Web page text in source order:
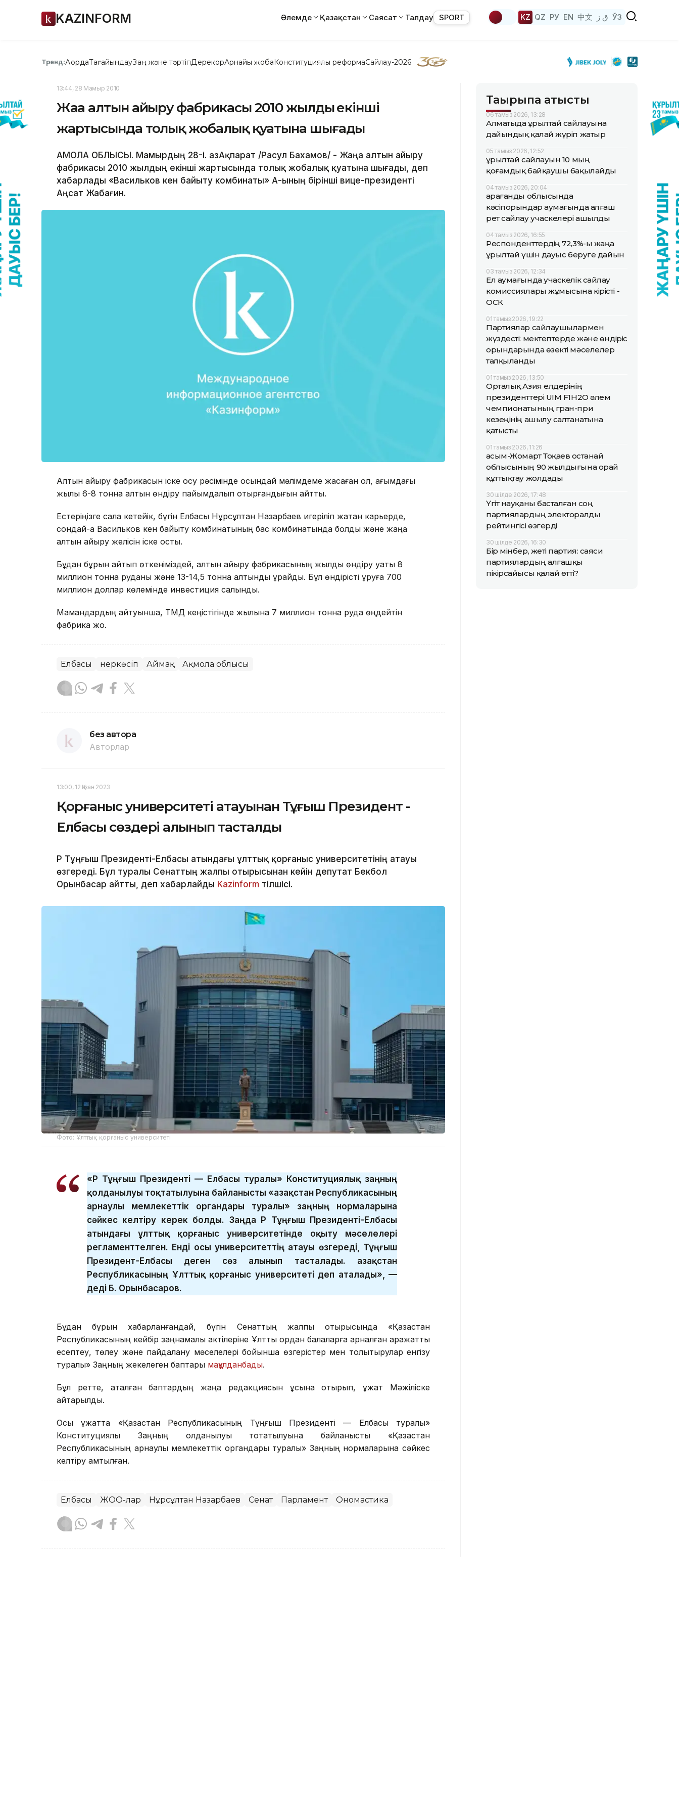
KAZINFORM Әлемде Қазақстан Саясат Талдау SPORT KZ QZ РУ EN 中文 ق ز ЎЗ
Тренд:АқордаТағайындауЗаң және тәртіпДерекқорАрнайы жобаКонституциялық реформаСайлау-2026
13:44, 28 Мамыр 2010
Жаңа алтын айыру фабрикасы 2010 жылдың екінші
жартысында толық жобалық қуатына шығады
АҚМОЛА ОБЛЫСЫ. Мамырдың 28-і. ҚазАқпарат /Расул Бахамов/ - Жаңа алтын айыру
фабрикасы 2010 жылдың екінші жартысында толық жобалық қуатына шығады, деп
хабарлады «Васильков кен байыту комбинаты» АҚ-ының бірінші вице-президенті
Аңсат Жабағин.
Алтын айыру фабрикасын іске қосу рәсімінде осындай мәлімдеме жасаған ол, ағымдағы
жылы 6-8 тонна алтын өндіру пайымдалып отырғандығын айтты.
Естеріңізге сала кетейік, бүгін Елбасы Нұрсұлтан Назарбаев игеріліп жатқан карьерде,
сондай-ақ Васильков кен байыту комбинатының бас комбинатында болды және жаңа
алтын айыру желісін іске қосты.
Бұдан бұрын айтып өткеніміздей, алтын айыру фабрикасының жылдық өндіру қуаты 8
миллион тонна руданы және 13-14,5 тонна алтынды құрайды. Бұл өндірісті құруға 700
миллион доллар көлемінде инвестиция салынды.
Мамандардың айтуынша, ТМД кеңістігінде жылына 7 миллион тонна руда өңдейтін
фабрика жоқ.
Елбасы Өнеркәсіп Аймақ Ақмола облысы
без автора
Авторлар
13:00, 12 Қазан 2023
Қорғаныс университеті атауынан Тұңғыш Президент -
Елбасы сөздері алынып тасталды
ҚР Тұңғыш Президенті-Елбасы атындағы ұлттық қорғаныс университетінің атауы
өзгереді. Бұл туралы Сенаттың жалпы отырысынан кейін депутат Бекбол
Орынбасар айтты, деп хабарлайды Kazinform тілшісі.
Фото: Ұлттық қорғаныс университеті
«ҚР Тұңғыш Президенті — Елбасы туралы» Конституциялық заңның
қолданылуы тоқтатылуына байланысты «Қазақстан Республикасының
арнаулы мемлекеттік органдары туралы» заңның нормаларына
сәйкес келтіру керек болды. Заңда ҚР Тұңғыш Президенті-Елбасы
атындағы ұлттық қорғаныс университетінде оқыту мәселелері
регламенттелген. Енді осы университеттің атауы өзгереді, Тұңғыш
Президент-Елбасы деген сөз алынып тасталады. Қазақстан
Республикасының Ұлттық қорғаныс университеті деп аталады», —
деді Б. Орынбасаров.
Бұдан бұрын хабарланғандай, бүгін Сенаттың жалпы отырысында «Қазақстан
Республикасының кейбір заңнамалық актілеріне Ұлттық қордан балаларға арналған қаражатты
есептеу, төлеу және пайдалану мәселелері бойынша өзгерістер мен толықтырулар енгізу
туралы» Заңның жекелеген баптары мақұлданбады.
Бұл ретте, аталған баптардың жаңа редакциясын ұсына отырып, құжат Мәжіліске
қайтарылды.
Осы құжатта «Қазақстан Республикасының Тұңғыш Президенті — Елбасы туралы»
Конституциялық Заңның қолданылуы тоқтатылуына байланысты «Қазақстан
Республикасының арнаулы мемлекеттік органдары туралы» Заңның нормаларына сәйкес
келтіру қамтылған.
Елбасы ЖОО-лар Нұрсұлтан Назарбаев Сенат Парламент Ономастика
Тақырыпқа қатысты
06 тамыз 2026, 13:28
Алматыда Құрылтай сайлауына
дайындық қалай жүріп жатыр
05 тамыз 2026, 12:52
Құрылтай сайлауын 10 мың
қоғамдық байқаушы бақылайды
04 тамыз 2026, 20:04
Қарағанды облысында
кәсіпорындар аумағында алғаш
рет сайлау учаскелері ашылды
04 тамыз 2026, 16:55
Респонденттердің 72,3%-ы жаңа
Құрылтай үшін дауыс беруге дайын
03 тамыз 2026, 12:34
Ел аумағында учаскелік сайлау
комиссиялары жұмысына кірісті -
ОСК
01 тамыз 2026, 19:22
Партиялар сайлаушылармен
жүздесті: мектептерде және өндіріс
орындарында өзекті мәселелер
талқыланды
01 тамыз 2026, 13:50
Орталық Азия елдерінің
президенттері UIM F1H2O әлем
чемпионатының гран-при
кезеңінің ашылу салтанатына
қатысты
01 тамыз 2026, 11:26
Қасым-Жомарт Тоқаев Қостанай
облысының 90 жылдығына орай
құттықтау жолдады
30 шілде 2026, 17:48
Үгіт науқаны басталған соң
партиялардың электоралды
рейтингісі өзгерді
30 шілде 2026, 16:30
Бір мінбер, жеті партия: саяси
партиялардың алғашқы
пікірсайысы қалай өтті?